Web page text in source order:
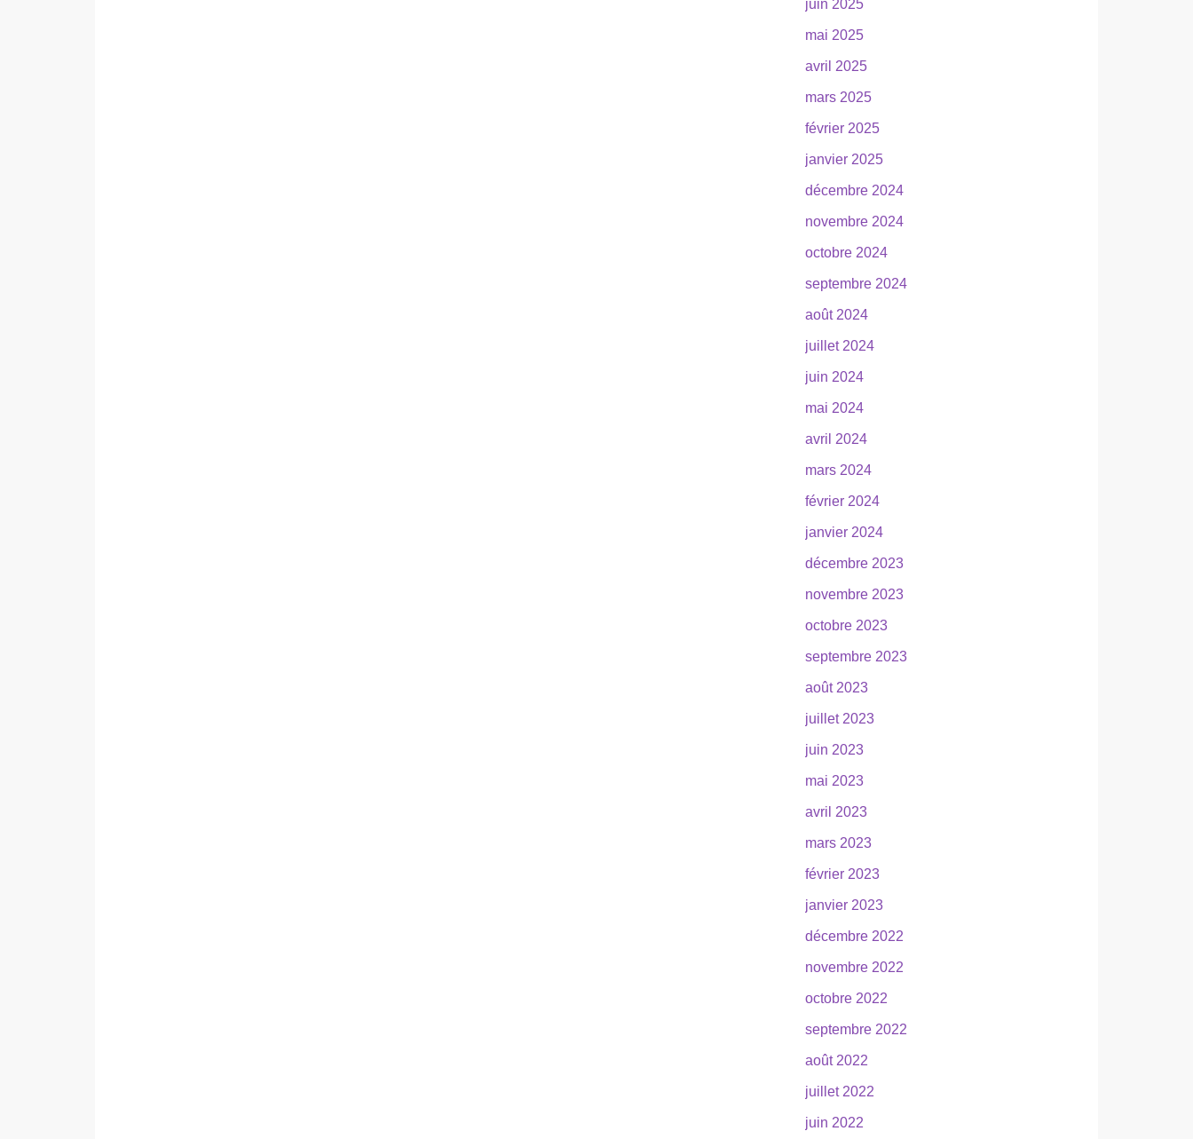
juin 2025
mai 2025
avril 2025
mars 2025
février 2025
janvier 2025
décembre 2024
novembre 2024
octobre 2024
septembre 2024
août 2024
juillet 2024
juin 2024
mai 2024
avril 2024
mars 2024
février 2024
janvier 2024
décembre 2023
novembre 2023
octobre 2023
septembre 2023
août 2023
juillet 2023
juin 2023
mai 2023
avril 2023
mars 2023
février 2023
janvier 2023
décembre 2022
novembre 2022
octobre 2022
septembre 2022
août 2022
juillet 2022
juin 2022